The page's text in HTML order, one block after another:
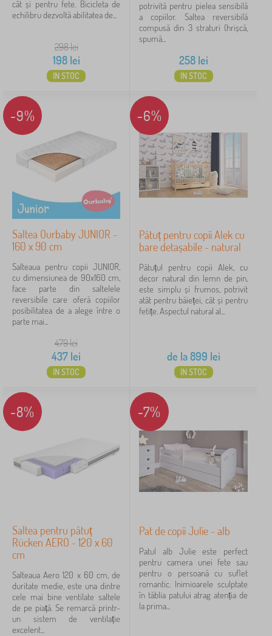
cât și pentru fete. Bicicleta de
echilibru dezvoltă abilitatea de...
298lei
198lei
IN STOC
potrivită pentru pielea sensibilă
a copiilor. Saltea reversibilă
compusă din 3 straturi (hrișcă,
spumă...
258lei
IN STOC
-9%
Saltea Ourbaby JUNIOR -
160 x 90 cm
Salteaua pentru copii JUNIOR,
cu dimensiunea de 90x160 cm,
face parte din saltelele
reversibile care oferă copiilor
posibilitatea de a alege între o
parte mai...
479lei
437 lei
IN STOC
-6%
Pătuț pentru copii Alek cu
bare detașabile - natural
Pătuțul pentru copii Alek, cu
decor natural din lemn de pin,
este simplu și frumos, potrivit
atât pentru băieței, cât și pentru
fetițe. Aspectul natural al...
de la899 lei
IN STOC
-8%
Saltea pentru pătuț
Rücken AERO - 120 x 60
cm
Salteaua Aero 120 x 60 cm, de
duritate medie, este una dintre
cele mai bine ventilate saltele
de pe piață. Se remarcă printr-
un sistem de ventilație
excelent...
-7%
Pat de copii Julie - alb
Patul alb Julie este perfect
pentru camera unei fete sau
pentru o persoană cu suflet
romantic. Inimioarele sculptate
în tăblia patului atrag atenția de
la prima...